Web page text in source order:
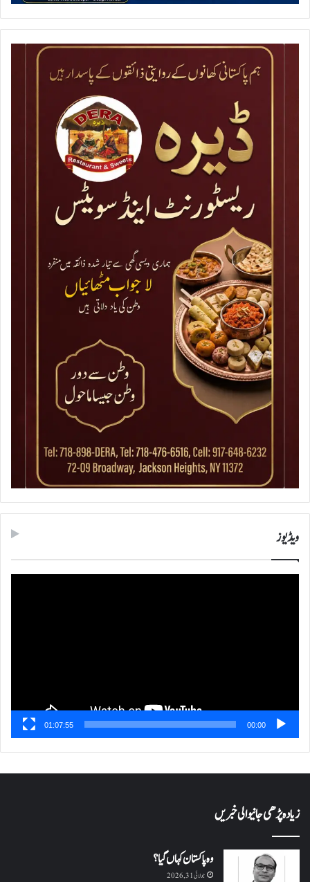
ویڈیوز
00:00
01:07:55
زیادہ پڑھی جانیوالی خبریں
وہ پاکستان کہاں گیا؟
جولائی 31, 2026